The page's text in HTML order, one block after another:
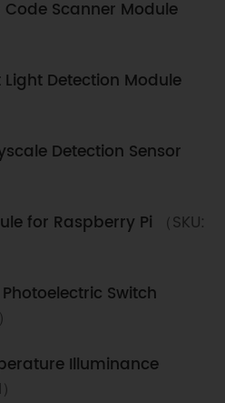
Code Scanner Module
Detection Module
Detection Sensor
for Raspberry Pi
（SKU:
Switch
Illuminance